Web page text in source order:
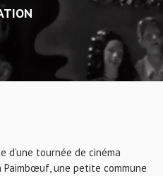
d’une tournée de cinéma
une petite commune